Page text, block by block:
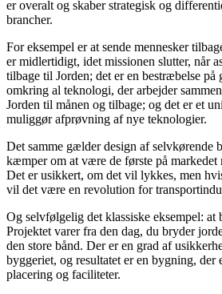
er overalt og skaber strategisk og
brancher.
For eksempel er at sende mennesker
er midlertidigt, idet missionen slutter, når
tilbage til Jorden; det er en bestræbelse på
omkring al teknologi, der arbejder
Jorden til månen og tilbage; og det er et
muliggør afprøvning af nye teknologier.
Det samme gælder design af selvkørende
kæmper om at være de første på markedet
Det er usikkert, om det vil lykkes, men
vil det være en revolution for
Og selvfølgelig det klassiske eksempel: at
Projektet varer fra den dag, du bryder
den store bånd. Der er en grad af
byggeriet, og resultatet er en bygning,
placering og faciliteter.